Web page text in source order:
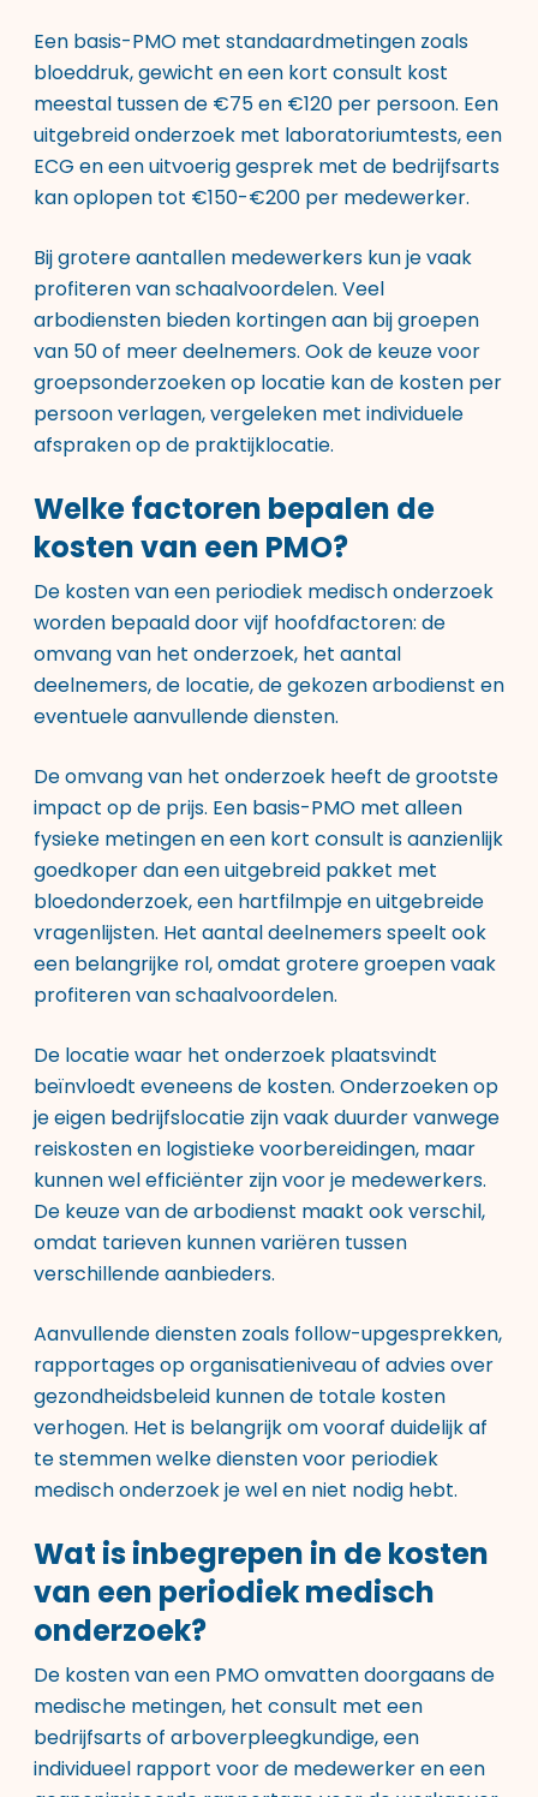
Een basis-PMO met standaardmetingen zoals
bloeddruk, gewicht en een kort consult kost
meestal tussen de €75 en €120 per persoon. Een
uitgebreid onderzoek met laboratoriumtests, een
ECG en een uitvoerig gesprek met de bedrijfsarts
kan oplopen tot €150-€200 per medewerker.
Bij grotere aantallen medewerkers kun je vaak
profiteren van schaalvoordelen. Veel
arbodiensten bieden kortingen aan bij groepen
van 50 of meer deelnemers. Ook de keuze voor
groepsonderzoeken op locatie kan de kosten per
persoon verlagen, vergeleken met individuele
afspraken op de praktijklocatie.
Welke factoren bepalen de
kosten van een PMO?
De kosten van een periodiek medisch onderzoek
worden bepaald door vijf hoofdfactoren: de
omvang van het onderzoek, het aantal
deelnemers, de locatie, de gekozen arbodienst en
eventuele aanvullende diensten.
De omvang van het onderzoek heeft de grootste
impact op de prijs. Een basis-PMO met alleen
fysieke metingen en een kort consult is aanzienlijk
goedkoper dan een uitgebreid pakket met
bloedonderzoek, een hartfilmpje en uitgebreide
vragenlijsten. Het aantal deelnemers speelt ook
een belangrijke rol, omdat grotere groepen vaak
profiteren van schaalvoordelen.
De locatie waar het onderzoek plaatsvindt
beïnvloedt eveneens de kosten. Onderzoeken op
je eigen bedrijfslocatie zijn vaak duurder vanwege
reiskosten en logistieke voorbereidingen, maar
kunnen wel efficiënter zijn voor je medewerkers.
De keuze van de arbodienst maakt ook verschil,
omdat tarieven kunnen variëren tussen
verschillende aanbieders.
Aanvullende diensten zoals follow-upgesprekken,
rapportages op organisatieniveau of advies over
gezondheidsbeleid kunnen de totale kosten
verhogen. Het is belangrijk om vooraf duidelijk af
te stemmen welkediensten voor periodiek
medisch onderzoekje wel en niet nodig hebt.
Wat is inbegrepen in de kosten
van een periodiek medisch
onderzoek?
De kosten van een PMO omvatten doorgaans de
medische metingen, het consult met een
bedrijfsarts of arboverpleegkundige, een
individueel rapport voor de medewerker en een